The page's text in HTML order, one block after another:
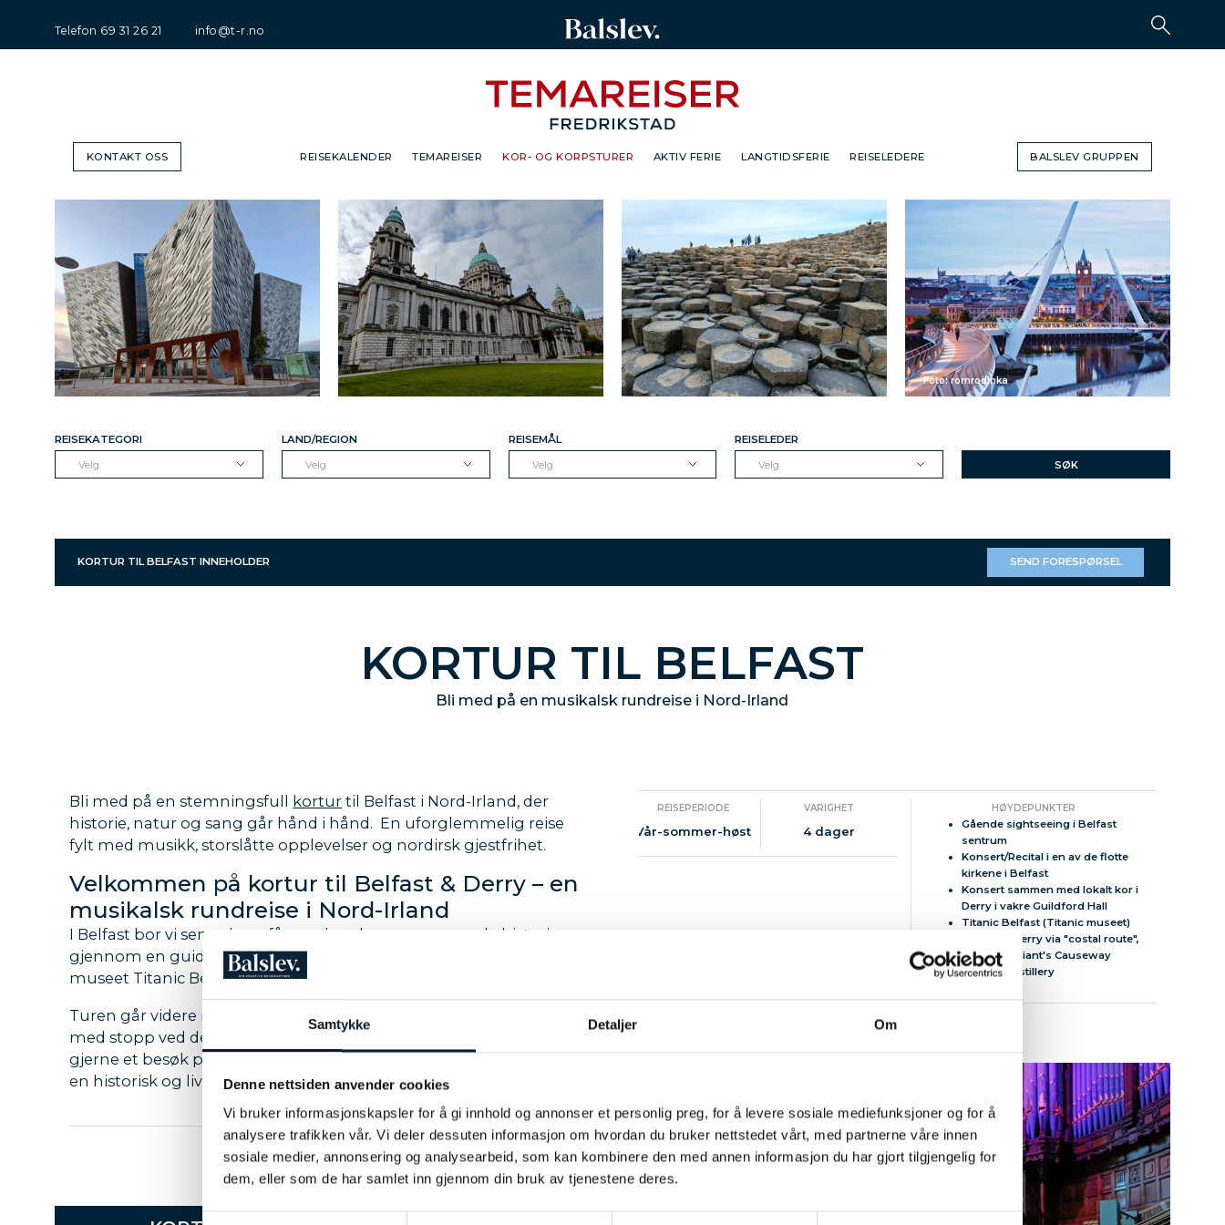
Samtykke Detaljer Om
Denne nettsiden anvender cookies
Vi bruker informasjonskapsler for å gi innhold og annonser et personlig preg, for å levere sosiale mediefunksjoner og for å
analysere trafikken vår. Vi deler dessuten informasjon om hvordan du bruker nettstedet vårt, med partnerne våre innen
sosiale medier, annonsering og analysearbeid, som kan kombinere den med annen informasjon du har gjort tilgjengelig for
dem, eller som de har samlet inn gjennom din bruk av tjenestene deres.
Samtykkevalg
Telefon 69 31 26 21 info@t-r.no
KONTAKT OSS REISEKALENDER TEMAREISER KOR- OG KORPSTURER AKTIV FERIE LANGTIDSFERIE REISELEDERE BALSLEV GRUPPEN
Foto: romrodinka
REISEKATEGORI
Velg
LAND/REGION
Velg
REISEMÅL
Velg
REISELEDER
Velg
SØK
KORTUR TIL BELFAST INNEHOLDER SEND FORESPØRSEL
KORTUR TIL BELFAST
Bli med på en musikalsk rundreise i Nord-Irland
Bli med på en stemningsfull kortur til Belfast i Nord-Irland, der
historie, natur og sang går hånd i hånd. En uforglemmelig reise
fylt med musikk, storslåtte opplevelser og nordirsk gjestfrihet.
Velkommen på kortur til Belfast & Derry – en
musikalsk rundreise i Nord-Irland
I Belfast bor vi sentralt og får oppleve byens spennende historie
gjennom en guidet sightseeing og et besøk på det prisbelønte
museet Titanic Belfast. Dere kan også synge i en kirke.
Turen går videre nordover langs den spektakulære Scenic Route,
med stopp ved det mektige naturvidunderet Giant’s Causeway og
gjerne et besøk på et tradisjonsrikt whisky-destilleri. Målet er Derry,
en historisk og livlig by med sterke musikalske tradisjoner. Her
møter vi et lokalt kor og avslutter oppholdet med en felles konsert
i selveste Guildhall, et av byens mest ikoniske bygg.
Med over 15 års erfaring i bagasjen skreddersyrTEMAREISER
unike og stemningsfullekorturer– alltid tilpasset deres
ønsker og drømmer. Vi kjenner reisemålene og vet hva som skal til
LES MER
REISEPERIODE
Vår-sommer-høst
VARIGHET
4 dager
HØYDEPUNKTER
Gående sightseeing i Belfast
sentrum
Konsert/Recital i en av de flotte
kirkene i Belfast
Konsert sammen med lokalt kor i
Derry i vakre Guildford Hall
Titanic Belfast (Titanic museet)
Utflukt til Derry via "costal route",
besøk på Giant's Causeway
Whisky destillery